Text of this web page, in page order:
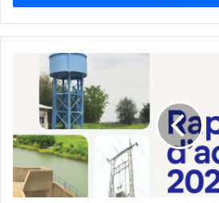
e
z
d
e
s